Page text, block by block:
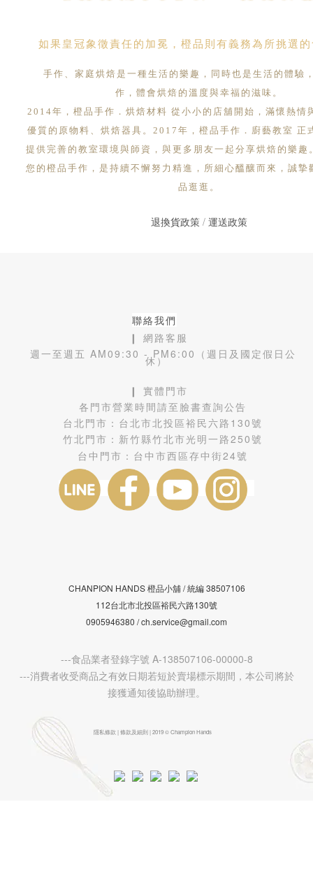
如果皇冠象徵責任的加冕，橙品則有義務為所挑選
手作、家庭烘焙是一種生活的樂趣，同時也是生活的體驗
作，體會烘焙的溫度與幸福的滋味。
2014年，橙品手作．烘焙材料 從小小的店舖開始，滿懷熱情
優質的原物料、烘焙器具。2017年，橙品手作．廚藝教室 正
提供完善的教室環境與師資，與更多朋友一起分享烘焙的樂趣
您的橙品手作，是持續不懈努力精進，所細心醞釀而來，誠摯
品逛逛。
退換貨政策/ 運送政策
聯絡我們
❙ 網路客服
週一至週五 AM09:30 - PM6:00（週日及國定假日公
休）
❙ 實體門市
各門市營業時間請至臉書查詢公告
台北門市： 台北市北投區裕民六路130號
竹北門市： 新竹縣竹北市光明一路250號
台中門市： 台中市西區存中街24號
CHANPION HANDS 橙品小舖 /統編38507106
112台北市北投區裕民六路130號
0905946380 / ch.service@gmail.com
---食品業者登錄字號 A-138507106-00000-8
---消費者收受商品之有效日期若短於賣場標示期間，本公司將於
接獲通知後協助辦理。
隱私條款 | 條款及細則 | 2019 © Champion Hands